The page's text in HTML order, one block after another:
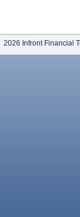
2026 Infront Financial